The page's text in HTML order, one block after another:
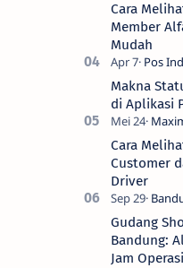
Cara
Member
Mudah
Makna
di Aplikasi
Cara
Customer
Driver
Gudang
Bandung:
Jam